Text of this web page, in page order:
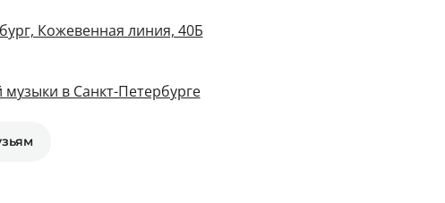
Кожевенная линия, 40Б
в Санкт-Петербурге